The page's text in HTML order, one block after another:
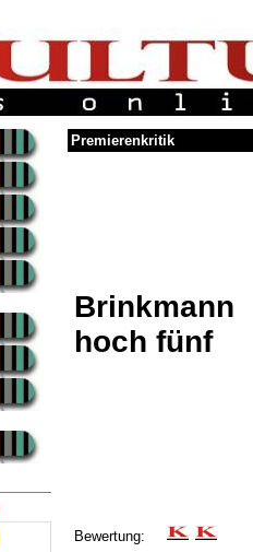
Premierenkritik
Brinkmann
hoch fünf
Bewertung: